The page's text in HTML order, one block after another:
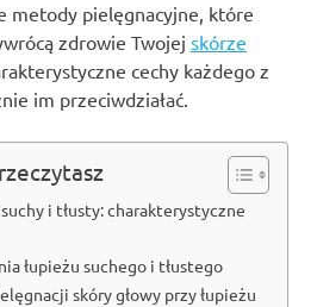
metody pielęgnacyjne, które
zdrowie Twojej skórze
cechy każdego z
im przeciwdziałać.
i tłusty: charakterystyczne
łupieżu suchego i tłustego
skóry głowy przy łupieżu